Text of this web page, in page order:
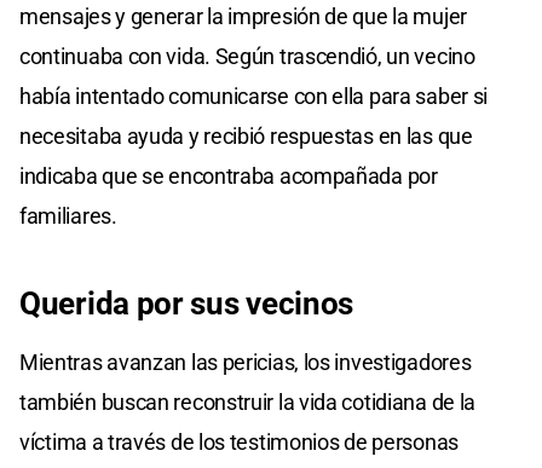
mensajes y generar la impresión de que la mujer
continuaba con vida. Según trascendió, un vecino
había intentado comunicarse con ella para saber si
necesitaba ayuda y recibió respuestas en las que
indicaba que se encontraba acompañada por
familiares.
Querida porsus vecinos
Mientras avanzan las pericias, los investigadores
también buscan reconstruir la vida cotidiana de la
víctima a través de los testimonios de personas